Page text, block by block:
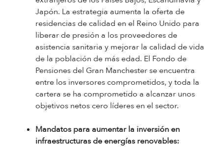
Japón. La estrategia aumenta la oferta de
residencias de calidad en el Reino Unido para
liberar de presión a los proveedores de
asistencia sanitaria y mejorar la calidad de vida
de la población de más edad. El Fondo de
Pensiones del Gran Manchester se encuentra
entre los inversores comprometidos, y toda la
cartera se ha comprometido a alcanzar unos
objetivos netos cero líderes en el sector.
Mandatos para aumentar la inversión en
infraestructuras de energías renovables: